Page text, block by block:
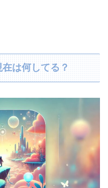
は何してる？